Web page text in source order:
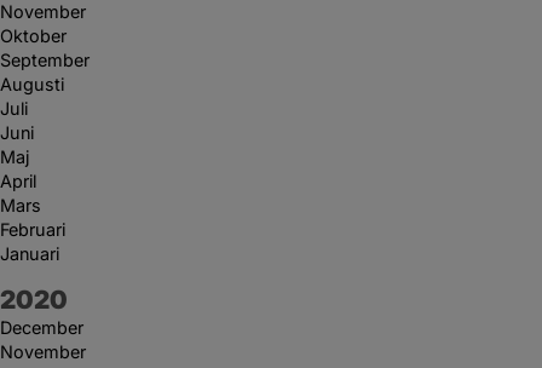
November
Oktober
September
Augusti
Juli
Juni
Maj
April
Mars
Februari
Januari
År:
2020
December
November